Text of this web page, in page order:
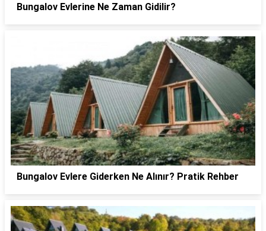
Bungalov Evlerine Ne Zaman Gidilir?
Bungalov Evlere Giderken Ne Alınır? Pratik Rehber